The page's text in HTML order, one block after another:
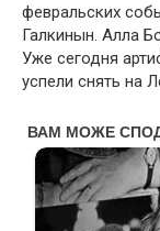
февральских
Галкинын. Алла
Уже сегодня
успели снять на